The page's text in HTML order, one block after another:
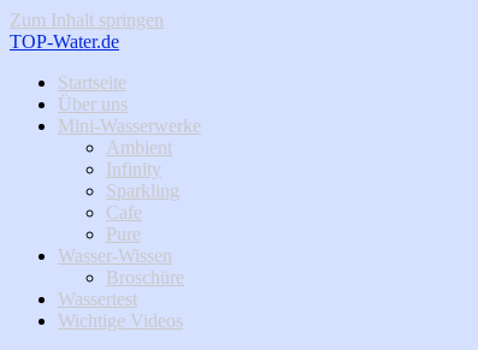
Zum Inhalt springen
TOP-Water.de
Startseite
Über uns
Mini-Wasserwerke
Ambient
Infinity
Sparkling
Cafe
Pure
Wasser-Wissen
Broschüre
Wassertest
Wichtige Videos